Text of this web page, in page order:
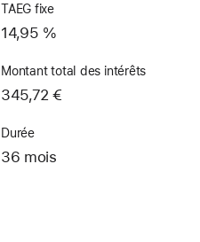
TAEG fixe
14,95 %
Montant total des intérêts
345,72 €
Durée
36 mois